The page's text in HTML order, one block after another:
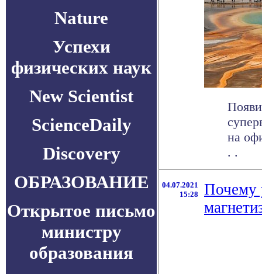
Nature
Успехи
физических наук
New Scientist
ScienceDaily
Discovery
ОБРАЗОВАНИЕ
Открытое письмо
министру
образования
на
. .
04.07.2021
15:28
Почему